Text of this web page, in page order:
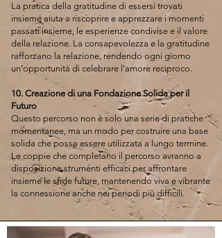
La pratica della gratitudine di essersi trovati
insieme aiuta a riscoprire e apprezzare i momenti
passati insieme, le esperienze condivise e il valore
della relazione. La consapevolezza e la gratitudine
rafforzano la relazione, rendendo ogni giorno
un’opportunità di celebrare l’amore reciproco.
10. Creazione di una Fondazione Solida per il
Futuro
Questo percorso non è solo una serie di pratiche
momentanee, ma un modo per costruire una base
solida che possa essere utilizzata a lungo termine.
Le coppie che completano il percorso avranno a
disposizione strumenti efficaci per affrontare
insieme le sfide future, mantenendo viva e vibrante
la connessione anche nei periodi più difficili.​